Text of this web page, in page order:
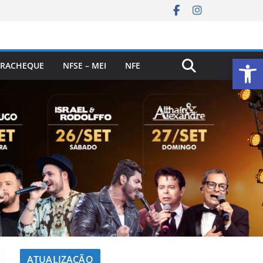
NFSE – MEI NFE
ATUALIZAÇÃO